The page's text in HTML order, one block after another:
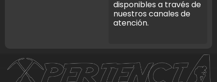
disponibles a través de
nuestros canales de
atención.